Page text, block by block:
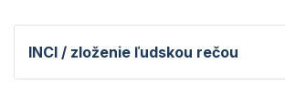
INCI / zloženie ľudskou rečou